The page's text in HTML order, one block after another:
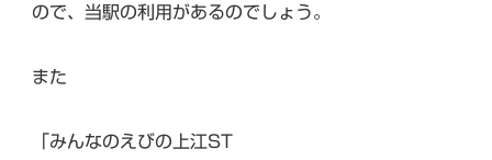
ので、当駅の利用があるのでしょう。
また
「みんなのえびの上江ST